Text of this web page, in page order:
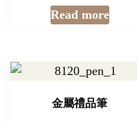
Read more
金屬禮品筆